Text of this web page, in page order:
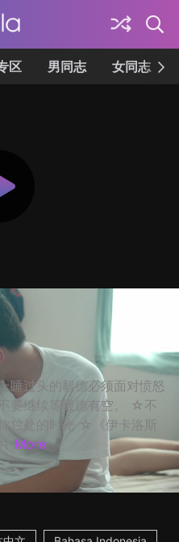
区 男同志 女同志
睡过头的毅德必须面对愤怒
要继续等毅德有空。 ☆不
独处的时光 ☆《伊卡洛斯
More